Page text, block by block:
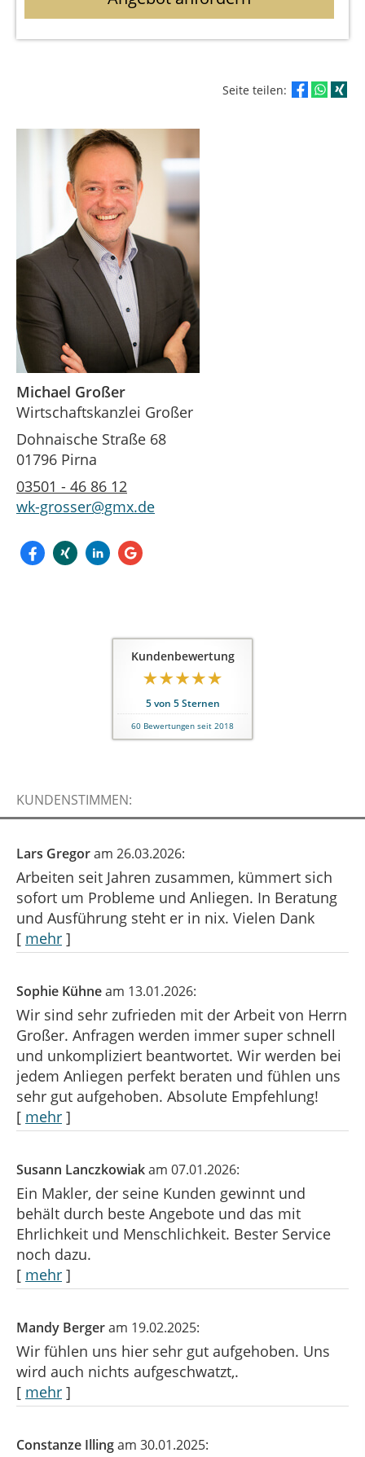
Seite teilen:
Michael Großer
Wirtschaftskanzlei Großer
Dohnaische Straße 68
01796 Pirna
03501 - 46 86 12
wk-grosser@gmx.de
Kundenbewertung
5von 5Sternen
60 Bewertungen seit 2018
KUNDENSTIMMEN:
Lars Gregoram 26.03.2026:
Arbeiten seit Jahren zusammen, kümmert sich
sofort um Probleme und Anliegen. In Beratung
und Ausführung steht er in nix. Vielen Dank
[ mehr ]
Sophie Kühneam 13.01.2026:
Wir sind sehr zufrieden mit der Arbeit von Herrn
Großer. Anfragen werden immer super schnell
und unkompliziert beantwortet. Wir werden bei
jedem Anliegen perfekt beraten und fühlen uns
sehr gut aufgehoben. Absolute Empfehlung!
[ mehr ]
Susann Lanczkowiakam 07.01.2026:
Ein Makler, der seine Kunden gewinnt und
behält durch beste Angebote und das mit
Ehrlichkeit und Menschlichkeit. Bester Service
noch dazu.
[ mehr ]
Mandy Bergeram 19.02.2025:
Wir fühlen uns hier sehr gut aufgehoben. Uns
wird auch nichts aufgeschwatzt,.
[ mehr ]
Constanze Illingam 30.01.2025: